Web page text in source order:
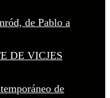
de Pablo a
DE VICJES
de